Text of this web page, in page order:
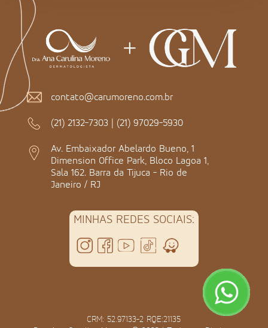
contato@carumoreno.com.br
(21) 2132-7303 | (21) 97029-5930
Av. Embaixador Abelardo Bueno, 1
Dimension Office Park, Bloco Lagoa 1,
Sala 162. Barra da Tijuca - Rio de
Janeiro / RJ
MINHAS REDES SOCIAIS:
CRM: 52.97133-2 RQE:21135